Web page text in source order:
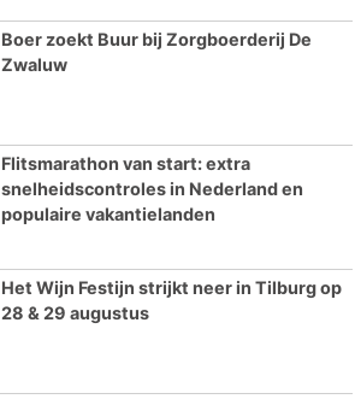
Boer zoekt Buur bij Zorgboerderij De
Zwaluw
Flitsmarathon van start: extra
snelheidscontroles in Nederland en
populaire vakantielanden
Het Wijn Festijn strijkt neer in Tilburg op
28 & 29 augustus